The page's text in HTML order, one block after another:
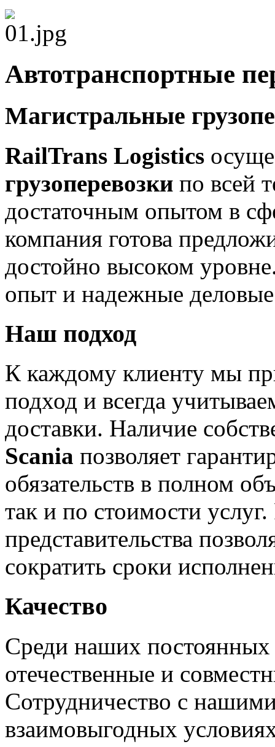
Автотранспортные
Магистральные
RailTrans Logistics
грузоперевозки по всей
достаточным опытом в
компания готова
достойно высоком
опыт и надежные деловые
Наш подход
К каждому клиенту мы
подход и всегда
доставки. Наличие
Scania позволяет
обязательств в полном
так и по стоимости
представительства
сократить сроки
Качество
Среди наших
отечественные и
Сотрудничество с
взаимовыгодных